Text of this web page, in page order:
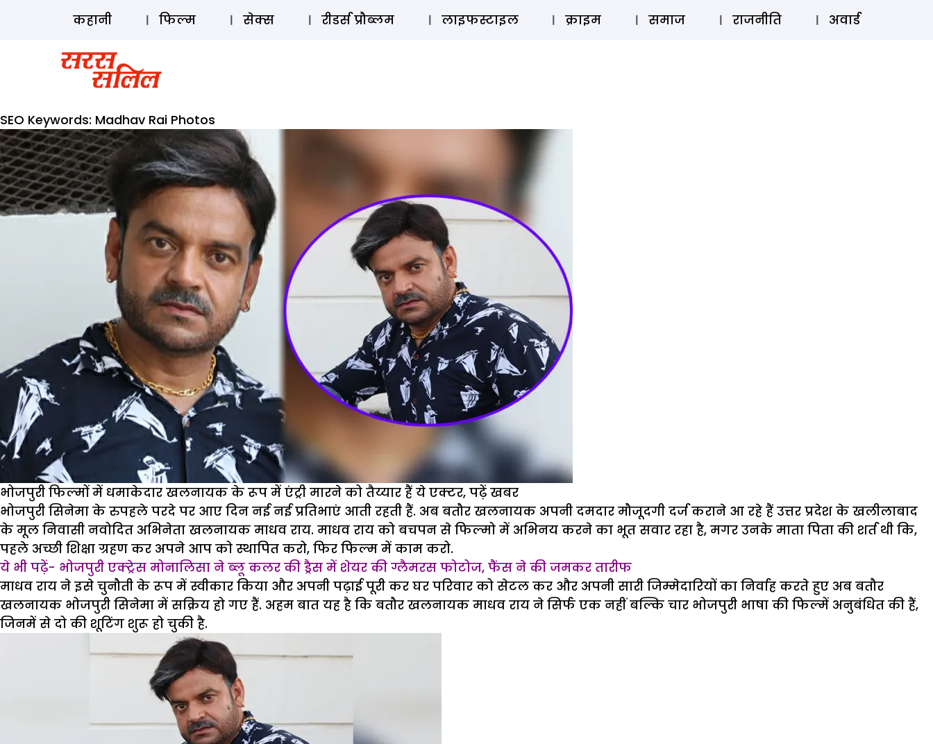
ऑडियो स्टोरी लॉग इन ⚲ SUBSCRIBE
कहानी फिल्म सेक्स रीडर्स प्रौब्लम लाइफस्टाइल क्राइम समाज राजनीति अवार्ड
SEO Keywords: Madhav Rai Photos
भोजपुरी फिल्मों में धमाकेदार खलनायक के रूप में एंट्री मारने को तैय्यार हैं ये एक्टर, पढ़ें खबर
भोजपुरी सिनेमा के रुपहले परदे पर आए दिन नई नई प्रतिभाएं आती रहती हैं. अब बतौर खलनायक अपनी दमदार मौजूदगी दर्ज कराने आ रहे हैं उत्तर प्रदेश के खलीलाबाद
के मूल निवासी नवोदित अभिनेता खलनायक माधव राय. माधव राय को बचपन से फिल्मो में अभिनय करने का भूत सवार रहा है, मगर उनके माता पिता की शर्त थी कि,
पहले अच्छी शिक्षा ग्रहण कर अपने आप को स्थापित करो, फिर फिल्म में काम करो.
ये भी पढ़ें- भोजपुरी एक्ट्रेस मोनालिसा ने ब्लू कलर की ड्रैस में शेयर की ग्लैमरस फोटोज, फैंस ने की जमकर तारीफ
माधव राय ने इसे चुनौती के रूप में स्वीकार किया और अपनी पढ़ाई पूरी कर घर परिवार को सेटल कर और अपनी सारी जिम्मेदारियों का निर्वाह करते हुए अब बतौर
खलनायक भोजपुरी सिनेमा में सक्रिय हो गए हैं. अहम बात यह है कि बतौर खलनायक माधव राय ने सिर्फ एक नहीं बल्कि चार भोजपुरी भाषा की फिल्में अनुबंधित की हैं,
जिनमें से दो की शूटिंग शुरू हो चुकी है.